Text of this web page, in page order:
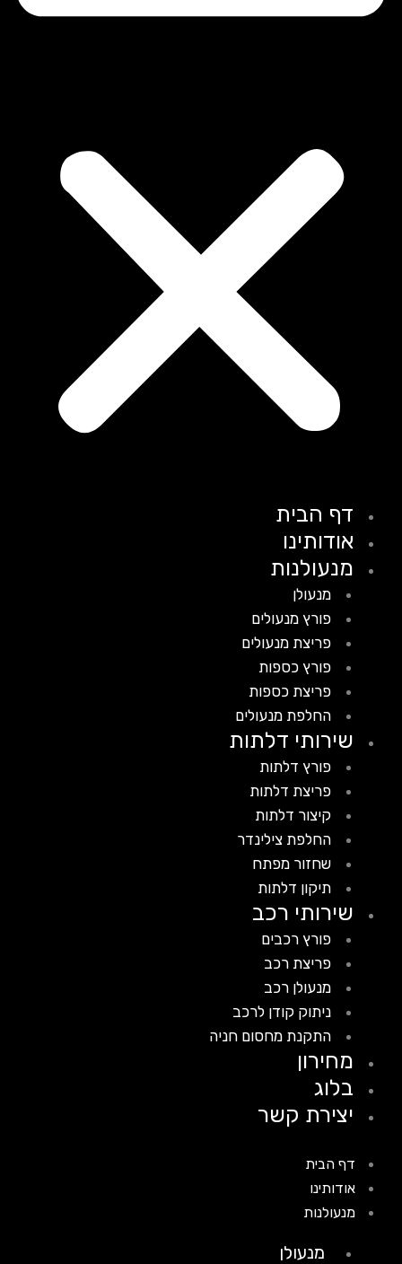
דף הבית
אודותינו
מנעולנות
מנעולן
פורץ מנעולים
פריצת מנעולים
פורץ כספות
פריצת כספות
החלפת מנעולים
שירותי דלתות
פורץ דלתות
פריצת דלתות
קיצור דלתות
החלפת צילינדר
שחזור מפתח
תיקון דלתות
שירותי רכב
פורץ רכבים
פריצת רכב
מנעולן רכב
ניתוק קודן לרכב
התקנת מחסום חניה
מחירון
בלוג
יצירת קשר
דף הבית
אודותינו
מנעולנות
מנעולן